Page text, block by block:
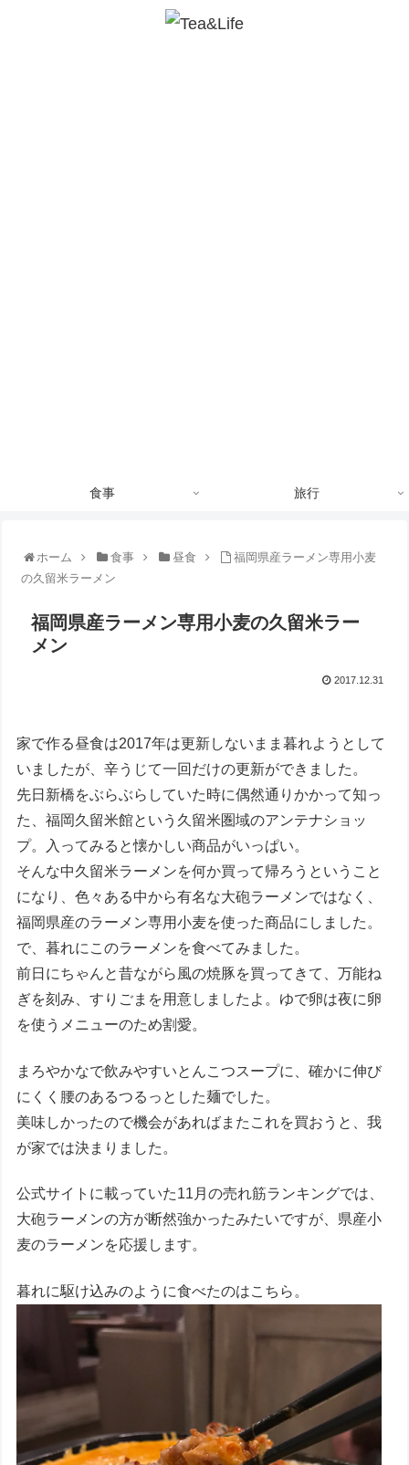
食事 旅行
ホーム 食事 昼食
福岡県産ラーメン専用小麦
の久留米ラーメン
福岡県産ラーメン専用小麦の久留米ラー
メン
2017.12.31
家で作る昼食は2017年は更新しないまま暮れようとして
いましたが、辛うじて一回だけの更新ができました。
先日新橋をぶらぶらしていた時に偶然通りかかって知っ
た、福岡久留米館という久留米圏域のアンテナショッ
プ。入ってみると懐かしい商品がいっぱい。
そんな中久留米ラーメンを何か買って帰ろうということ
になり、色々ある中から有名な大砲ラーメンではなく、
福岡県産のラーメン専用小麦を使った商品にしました。
で、暮れにこのラーメンを食べてみました。
前日にちゃんと昔ながら風の焼豚を買ってきて、万能ね
ぎを刻み、すりごまを用意しましたよ。ゆで卵は夜に卵
を使うメニューのため割愛。
まろやかなで飲みやすいとんこつスープに、確かに伸び
にくく腰のあるつるっとした麺でした。
美味しかったので機会があればまたこれを買おうと、我
が家では決まりました。
公式サイトに載っていた11月の売れ筋ランキングでは、
大砲ラーメンの方が断然強かったみたいですが、県産小
麦のラーメンを応援します。
暮れに駆け込みのように食べたのはこちら。